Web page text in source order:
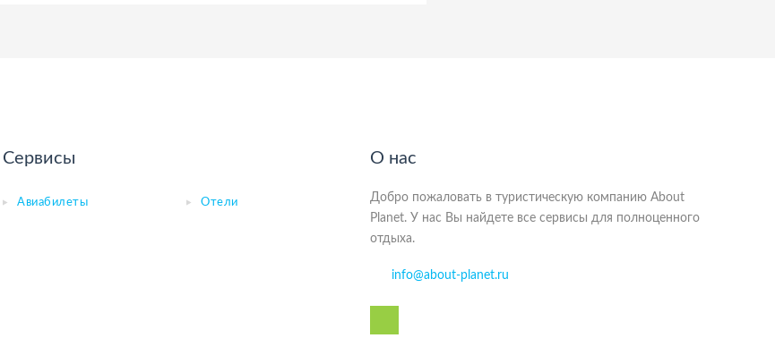
Сервисы
Авиабилеты Отели
О нас
Добро пожаловать в туристическую компанию About
Planet. У нас Вы найдете все сервисы для полноценного
отдыха.
info@about-planet.ru